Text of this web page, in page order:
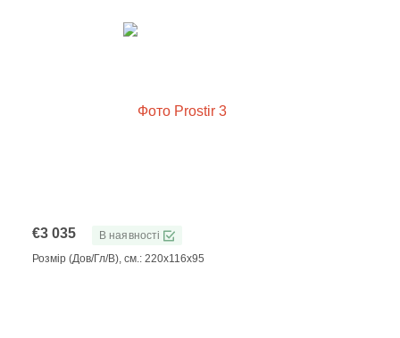
€3 035
В наявності
Розмір (Дов/Гл/В), см.: 220x116x95